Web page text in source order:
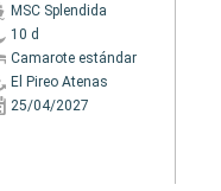
MSC Splendida
10 d
Camarote estándar
El Pireo Atenas
25/04/2027